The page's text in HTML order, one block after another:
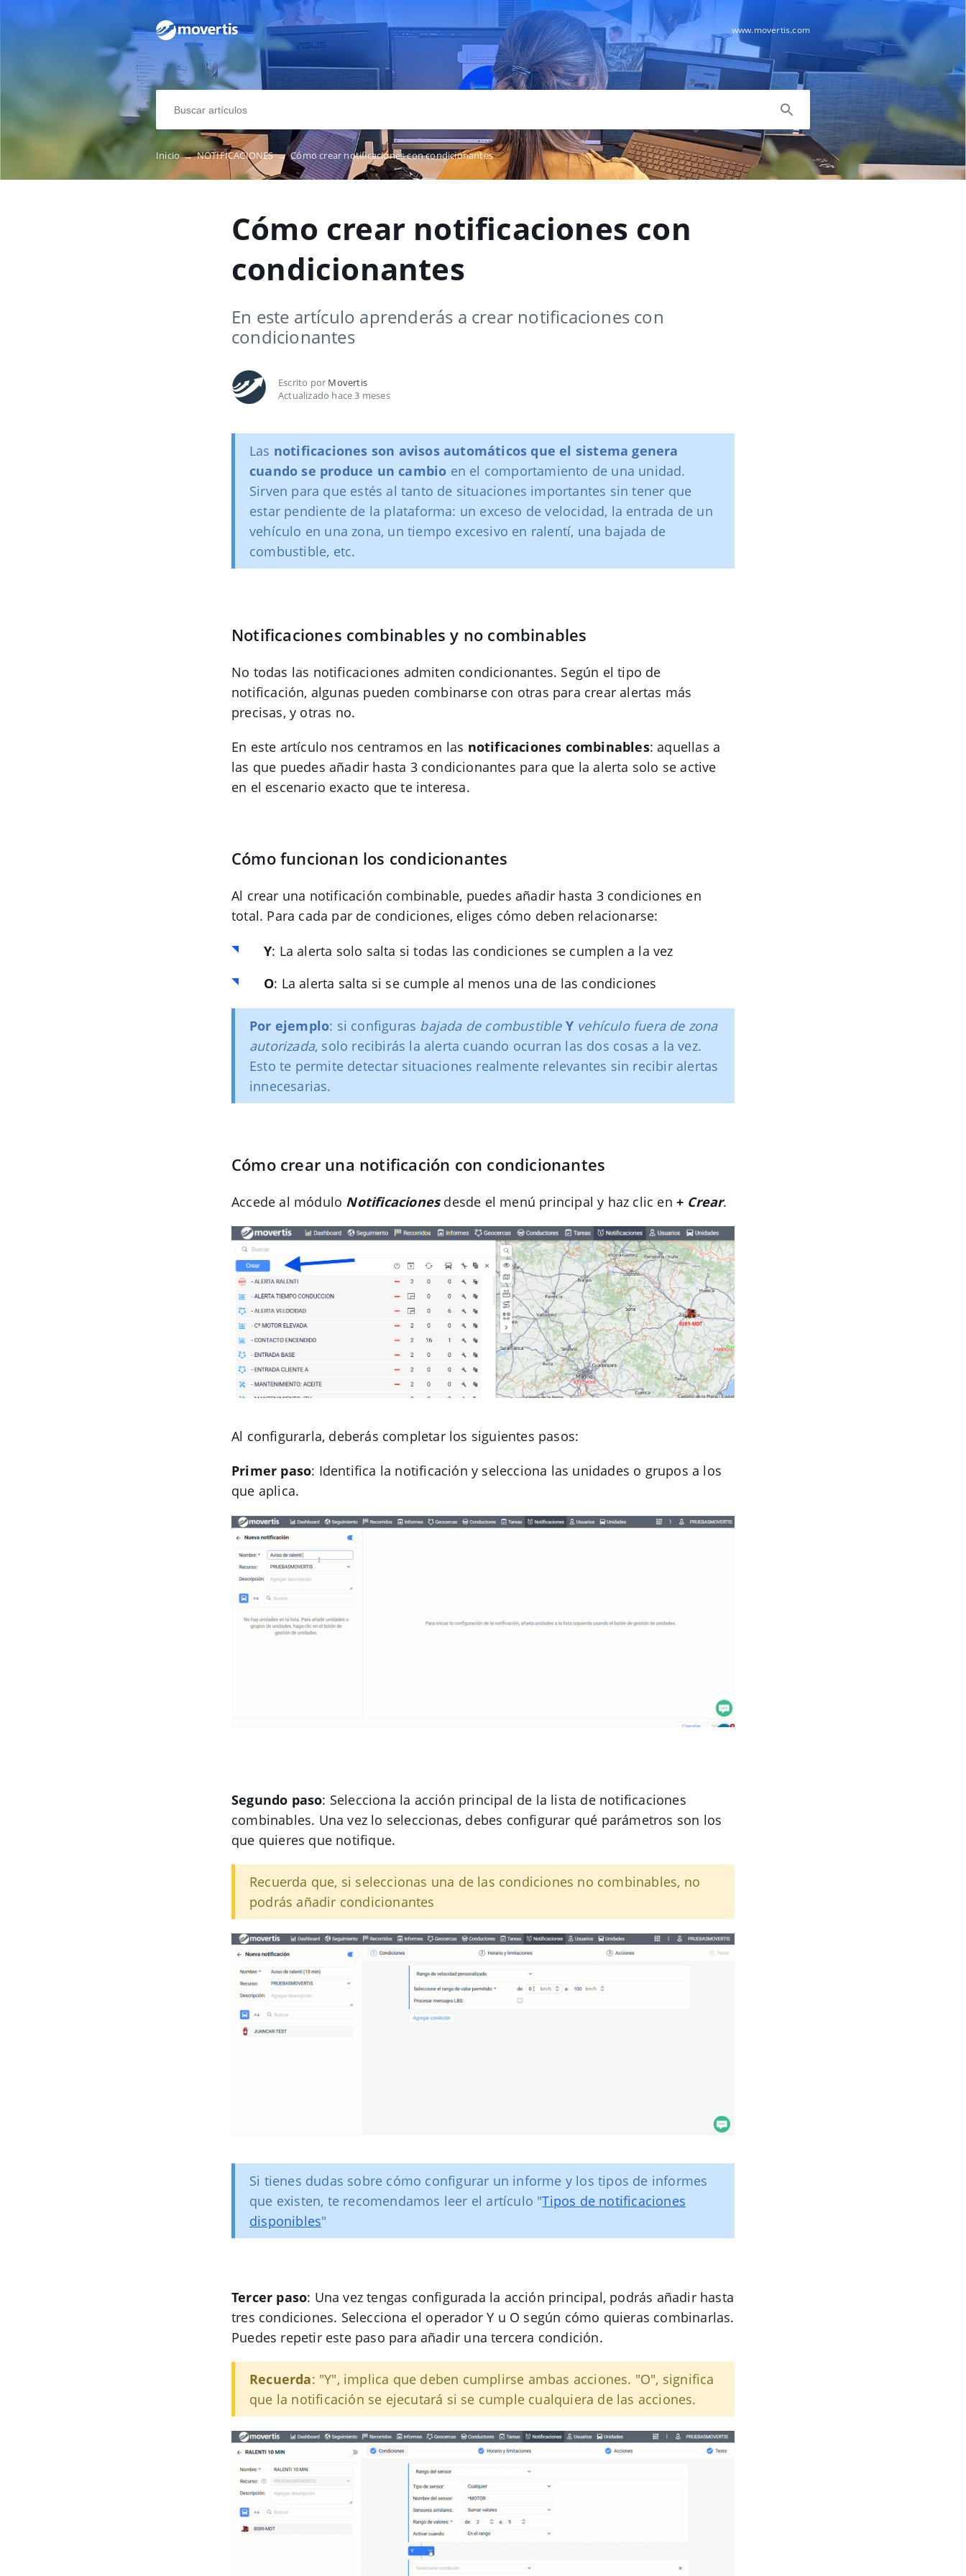
www.movertis.com
Inicio→ NOTIFICACIONES→ Cómo crear notificaciones con condicionantes
Cómo crear notificaciones con
condicionantes
En este artículo aprenderás a crear notificaciones con
condicionantes
Escrito por Movertis
Actualizado hace 3 meses
Las notificaciones son avisos automáticos que el sistema genera
cuando se produce un cambio en el comportamiento de una unidad.
Sirven para que estés al tanto de situaciones importantes sin tener que
estar pendiente de la plataforma: un exceso de velocidad, la entrada de un
vehículo en una zona, un tiempo excesivo en ralentí, una bajada de
combustible, etc.
Notificaciones combinables y no combinables
No todas las notificaciones admiten condicionantes. Según el tipo de
notificación, algunas pueden combinarse con otras para crear alertas más
precisas, y otras no.
En este artículo nos centramos en las notificaciones combinables: aquellas a
las que puedes añadir hasta 3 condicionantes para que la alerta solo se active
en el escenario exacto que te interesa.
Cómo funcionan los condicionantes
Al crear una notificación combinable, puedes añadir hasta 3 condiciones en
total. Para cada par de condiciones, eliges cómo deben relacionarse:
Y: La alerta solo salta si todas las condiciones se cumplen a la vez
O: La alerta salta si se cumple al menos una de las condiciones
Por ejemplo: si configuras bajada de combustible Y vehículo fuera de zona
autorizada, solo recibirás la alerta cuando ocurran las dos cosas a la vez.
Esto te permite detectar situaciones realmente relevantes sin recibir alertas
innecesarias.
Cómo crear una notificación con condicionantes
Accede al módulo Notificaciones desde el menú principal y haz clic en+ Crear.
Al configurarla, deberás completar los siguientes pasos:
Primer paso: Identifica la notificación y selecciona las unidades o grupos a los
que aplica.
Segundo paso: Selecciona la acción principal de la lista de notificaciones
combinables. Una vez lo seleccionas, debes configurar qué parámetros son los
que quieres que notifique.
Recuerda que, si seleccionas una de las condiciones no combinables, no
podrás añadir condicionantes
Si tienes dudas sobre cómo configurar un informe y los tipos de informes
que existen, te recomendamos leer el artículo "Tipos de notificaciones
disponibles"
Tercer paso: Una vez tengas configurada la acción principal, podrás añadir hasta
tres condiciones. Selecciona el operador Y u O según cómo quieras combinarlas.
Puedes repetir este paso para añadir una tercera condición.
Recuerda: "Y", implica que deben cumplirse ambas acciones. "O", significa
que la notificación se ejecutará si se cumple cualquiera de las acciones.